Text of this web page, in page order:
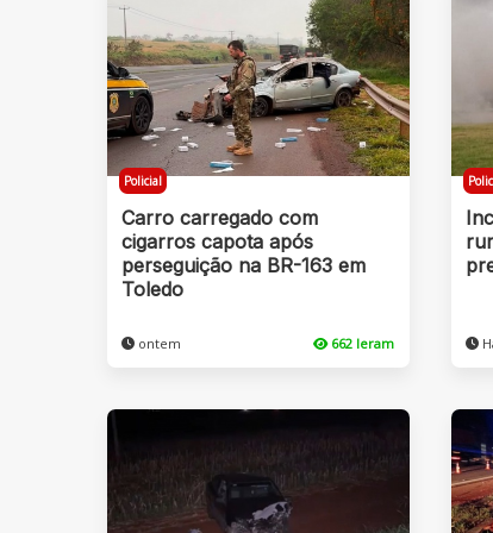
Policial
Carro carregado com
cigarros capota após
perseguição na BR-163 em
Toledo
ontem 662 leram